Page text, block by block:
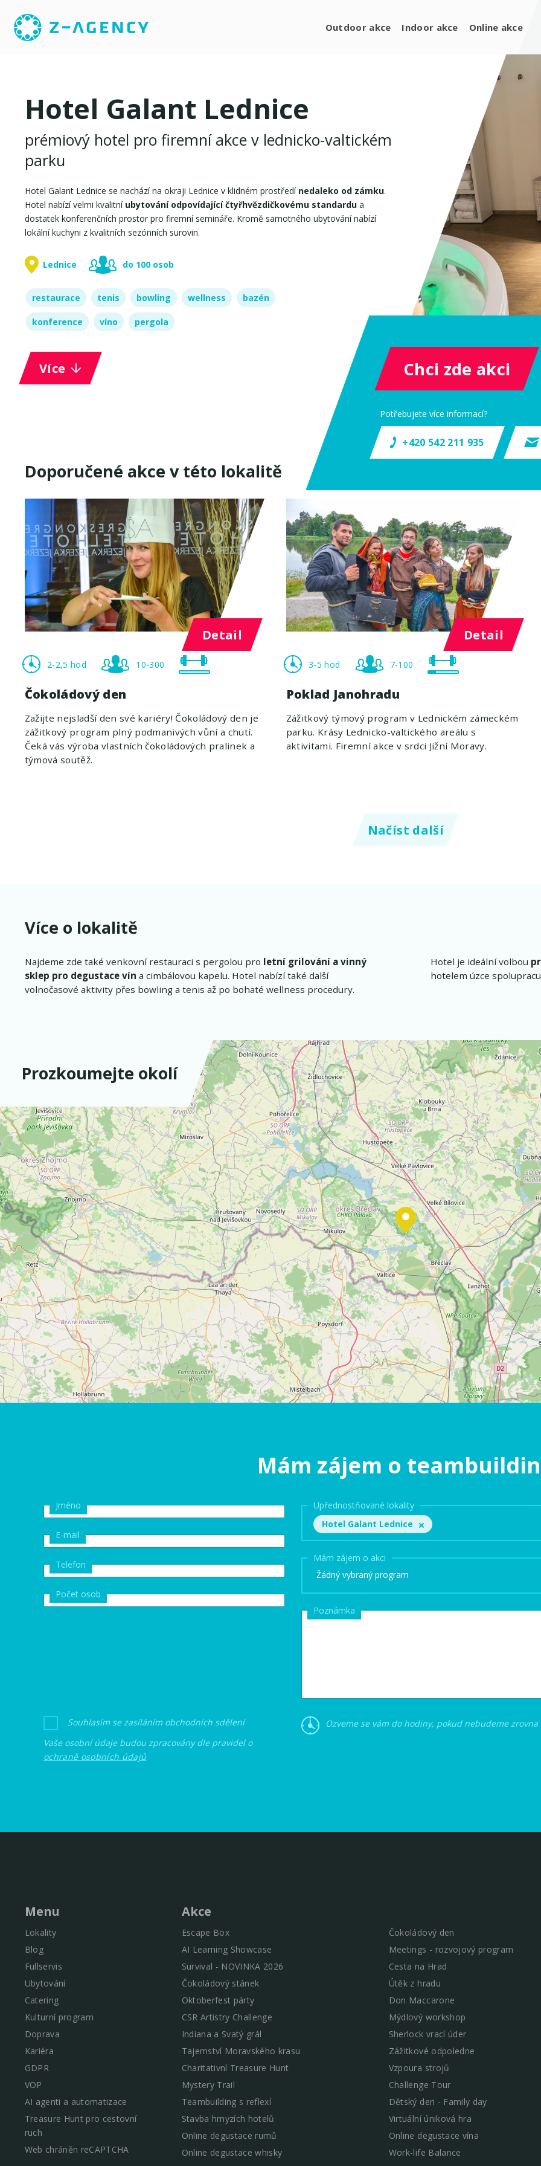
Outdoor akce Indoor akce Online akce
Hotel Galant Lednice
prémiový hotel pro firemní akce v lednicko-valtickém
parku
Hotel Galant Lednice se nachází na okraji Lednice v klidném prostředí nedaleko od zámku.
Hotel nabízí velmi kvalitní ubytování odpovídající čtyřhvězdičkovému standardua
dostatek konferenčních prostor pro firemní semináře. Kromě samotného ubytování nabízí
lokální kuchyni z kvalitních sezónních surovin.
Lednice do 100 osob
restaurace tenis bowling wellness bazén
konference víno pergola
Více Chci zde akci
Potřebujete více informací?
+420 542 211 935
Doporučené akce v této lokalitě
Detail
2-2,5 hod 10-300
Čokoládový den
Zažijte nejsladší den své kariéry! Čokoládový den je
zážitkový program plný podmanivých vůní a chutí.
Čeká vás výroba vlastních čokoládových pralinek a
týmová soutěž.
Detail
3-5 hod 7-100
Poklad Janohradu
Zážitkový týmový program v Lednickém zámeckém
parku. Krásy Lednicko-valtického areálu s
aktivitami. Firemní akce v srdci Jižní Moravy.
Načíst další
Více o lokalitě
Najdeme zde také venkovní restauraci s pergolou pro letní grilování a vinný
sklep pro degustace vín a cimbálovou kapelu. Hotel nabízí také další
volnočasové aktivity přes bowling a tenis až po bohaté wellness procedury.
Hotel je ideální volbou
hotelem úzce
Prozkoumejte okolí
Mám zájem o
Jméno
E-mail
Telefon
Počet osob
Upřednostňované lokality
Hotel Galant Lednice
Mám zájem o akci
Žádný vybraný program
Poznámka
Souhlasím se zasíláním obchodních sdělení
Vaše osobní údaje budou zpracovány dle pravidel o
ochraně osobních údajů
Ozveme se vám do hodiny, pokud nebudeme zrovna
Menu
Lokality
Blog
Fullservis
Ubytování
Catering
Kulturní program
Doprava
Kariéra
GDPR
VOP
AI agenti a automatizace
Treasure Hunt pro cestovní
ruch
Web chráněn reCAPTCHA
Akce
Escape Box
Čokoládový den
AI Learning Showcase
Meetings - rozvojový program
Survival - NOVINKA 2026
Cesta na Hrad
Čokoládový stánek
Útěk z hradu
Oktoberfest párty
Don Maccarone
CSR Artistry Challenge
Mýdlový workshop
Indiana a Svatý grál
Sherlock vrací úder
Tajemství Moravského krasu
Zážitkové odpoledne
Charitativní Treasure Hunt
Vzpoura strojů
Mystery Trail
Challenge Tour
Teambuilding s reflexí
Dětský den - Family day
Stavba hmyzích hotelů
Virtuální úniková hra
Online degustace rumů
Online degustace vína
Online degustace whisky
Work-life Balance